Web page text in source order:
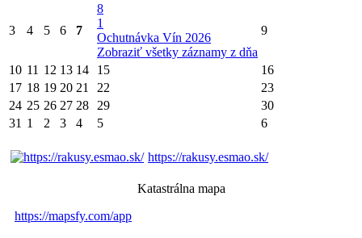
3 4 5 6 7
8
1
Ochutnávka Vín 2026
Zobraziť všetky záznamy z dňa
9
10 11 12 13 14 15
16
17 18 19 20 21 22
23
24 25 26 27 28 29
30
31 1 2 3 4 5 6
https://rakusy.esmao.sk/
Katastrálna mapa
https://mapsfy.com/app